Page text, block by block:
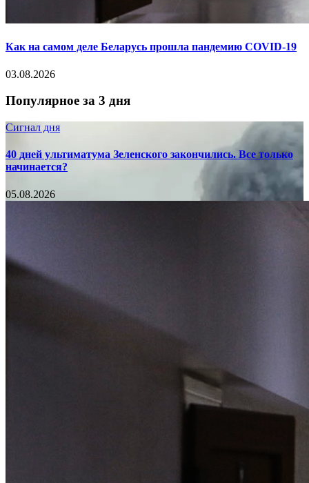
Как на самом деле Беларусь прошла пандемию COVID-19
03.08.2026
Популярное за 3 дня
Сигнал дня
40 дней ультиматума Зеленского закончились. Все только
начинается?
05.08.2026